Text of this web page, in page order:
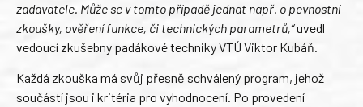
zadavatele. Může se v tomto případě jednat např. o pevnostní
zkoušky, ověření funkce, či technických parametrů,“uvedl
vedoucí zkušebny padákové techniky VTÚ Viktor Kubáň.
Každá zkouška má svůj přesně schválený program, jehož
součástí jsou i kritéria pro vyhodnocení. Po provedení